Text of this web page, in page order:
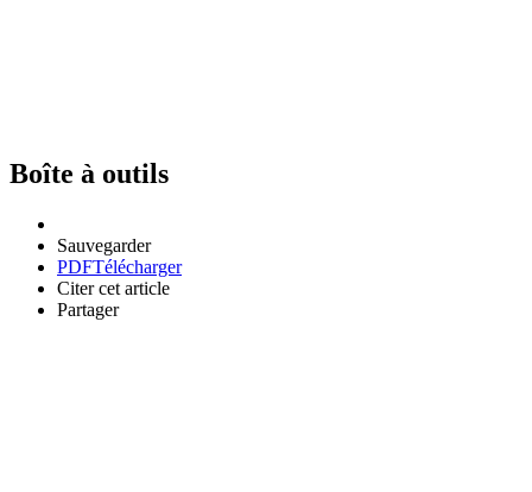
Boîte à outils
Sauvegarder
PDFTélécharger
Citer cet article
Partager